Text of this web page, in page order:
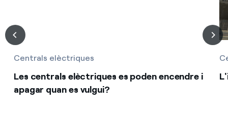
Centrals elèctriques
Les centrals elèctriques es poden encendre i
apagar quan es vulgui?